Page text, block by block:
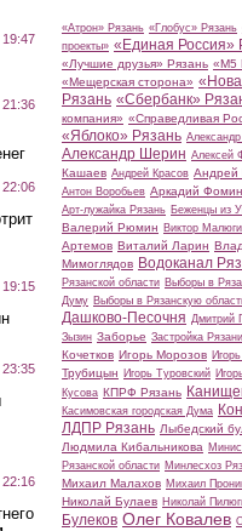
«Атрон» Рязань «Глобус» Рязань
проекты» «Единая Россия»
«Лучшие друзья» Рязань «М5
«Мещерская сторона»
Рязань «Сбербанк»
компания» «Справедливая
«Яблоко» Рязань
Александр Шерин Алексей
Кашаев Андрей Красов Андрей
Антон Воробьев Аркадий Фомин
Арт-лужайка Рязань Беженцы из
Валерий Рюмин Виктор
Артемов Виталий Ларин
Мимоглядов Водоканал
Рязанской области Выборы в
Думу Выборы в Рязанскую
Дашково-Песочня Дмитрий
Зызин Заборье Застройка Рязани
Кочетков Игорь Морозов
Трубицын Игорь Туровский
Кусова КПРФ Рязань
Касимовская городская Дума
ЛДПР Рязань Лыбедский
Людмила Кибальникова
Рязанской области Минлесхоз
Михаил Малахов Михаил
Николай Булаев Николай
Булеков Олег Ковалев